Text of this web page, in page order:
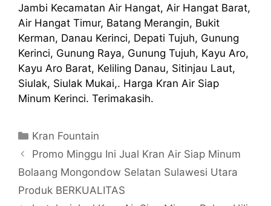
Jambi Kecamatan Air Hangat, Air Hangat Barat,
Air Hangat Timur, Batang Merangin, Bukit
Kerman, Danau Kerinci, Depati Tujuh, Gunung
Kerinci, Gunung Raya, Gunung Tujuh, Kayu Aro,
Kayu Aro Barat, Keliling Danau, Sitinjau Laut,
Siulak, Siulak Mukai,. Harga Kran Air Siap
Minum Kerinci. Terimakasih.
Kategori
Kran Fountain
Promo Minggu Ini Jual Kran Air Siap Minum
Bolaang Mongondow Selatan Sulawesi Utara
Produk BERKUALITAS